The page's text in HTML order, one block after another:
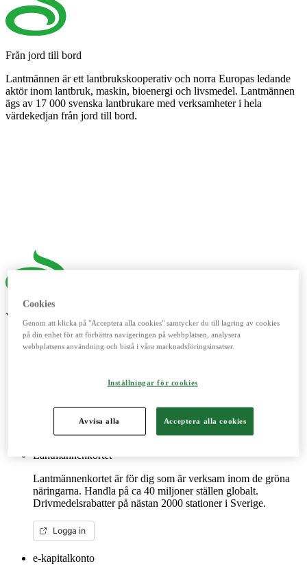
Från jord till bord
Lantmännen är ett lantbrukskooperativ och norra Europas ledande
aktör inom lantbruk, maskin, bioenergi och livsmedel. Lantmännen
ägs av 17 000 svenska lantbrukare med verksamheter i hela
värdekedjan från jord till bord.
Våra digitala verktyg
LM²
reservdelar till dina maskiner och mycket mer. Fungerar lika
Lantmännenkortet
Lantmännenkortet är för dig som är verksam inom de gröna
näringarna. Handla på ca 40 miljoner ställen globalt.
Drivmedelsrabatter på nästan 2000 stationer i Sverige.
Logga in
e-kapitalkonto
Cookies
Genom att klicka på "Acceptera alla cookies" samtycker du till lagring av cookies
på din enhet för att förbättra navigeringen på webbplatsen, analysera
webbplatsens användning och bistå i våra marknadsföringsinsatser.
Inställningar för cookies
Avvisa alla Acceptera alla cookies